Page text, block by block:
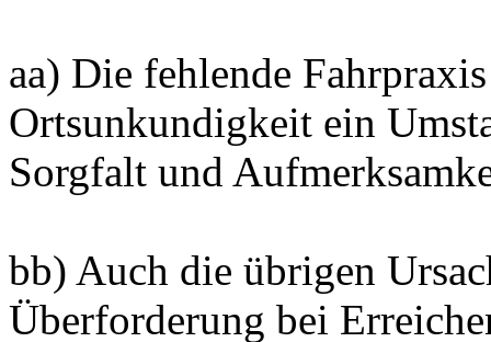
aa) Die fehlende
Ortsunkundigkeit ein
Sorgfalt und
bb) Auch die übrigen
Überforderung bei